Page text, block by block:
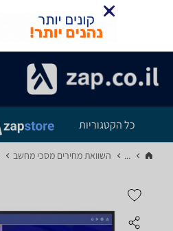
כל הקטגוריות
... השוואת מחירים מסכי מחשב‏